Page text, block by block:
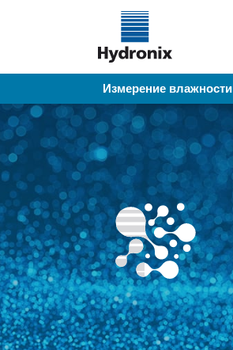
Измерение влажности